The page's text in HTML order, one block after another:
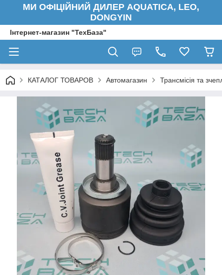
МИ ОФІЦІЙНИЙ ДИЛЕР AQUATICA, LEO,
DONGYIN
Інтернет-магазин "ТехБаза"
КАТАЛОГ ТОВАРОВ Автомагазин Трансмісія та